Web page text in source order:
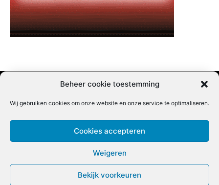
Beheer cookie toestemming
Wij gebruiken cookies om onze website en onze service te optimaliseren.
Cookies accepteren
Weigeren
Bekijk voorkeuren
Nieuwsbrief inschrijven | Partner content